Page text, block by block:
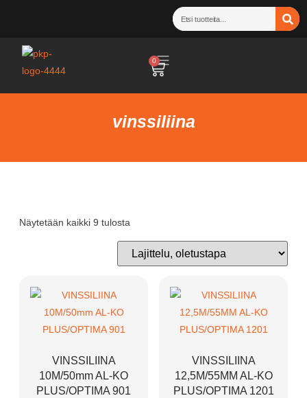
0
vinssiliina
Näytetään kaikki 9 tulosta
VINSSILIINA
10M/50mm AL-KO
PLUS/OPTIMA 901
VINSSILIINA
12,5M/55MM AL-KO
PLUS/OPTIMA 1201